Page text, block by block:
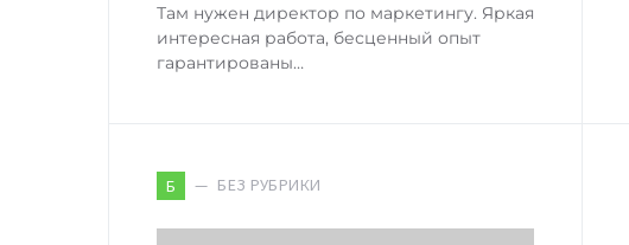
Там нужен директор по маркетингу. Яркая
интересная работа, бесценный опыт
гарантированы…
Б БЕЗ РУБРИКИ